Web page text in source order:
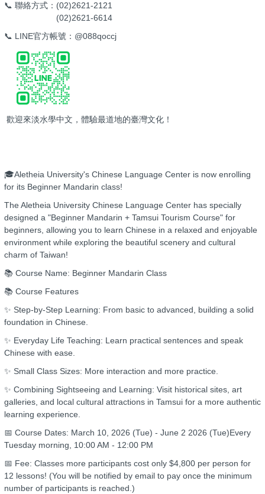
📞 聯絡方式：(02)2621-2121
(02)2621-6614
📞 LINE官方帳號：@088qoccj
歡迎來淡水學中文，體驗最道地的臺灣文化！
🎓Aletheia University's Chinese Language Center is now enrolling
for its Beginner Mandarin class!
The Aletheia University Chinese Language Center has specially
designed a "Beginner Mandarin + Tamsui Tourism Course" for
beginners, allowing you to learn Chinese in a relaxed and enjoyable
environment while exploring the beautiful scenery and cultural
charm of Taiwan!
📚 Course Name: Beginner Mandarin Class
📚 Course Features
✨ Step-by-Step Learning: From basic to advanced, building a solid
foundation in Chinese.
✨ Everyday Life Teaching: Learn practical sentences and speak
Chinese with ease.
✨ Small Class Sizes: More interaction and more practice.
✨ Combining Sightseeing and Learning: Visit historical sites, art
galleries, and local cultural attractions in Tamsui for a more authentic
learning experience.
📅 Course Dates: March 10, 2026 (Tue) - June 2 2026 (Tue)Every
Tuesday morning, 10:00 AM - 12:00 PM
📅 Fee: Classes more participants cost only $4,800 per person for
12 lessons! (You will be notified by email to pay once the minimum
number of participants is reached.)